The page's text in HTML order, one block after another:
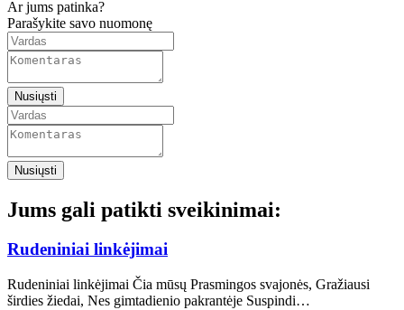
Ar jums patinka?
Parašykite savo nuomonę
Nusiųsti
Nusiųsti
Jums gali patikti sveikinimai:
Rudeniniai linkėjimai
Rudeniniai linkėjimai Čia mūsų Prasmingos svajonės, Gražiausi
širdies žiedai, Nes gimtadienio pakrantėje Suspindi…